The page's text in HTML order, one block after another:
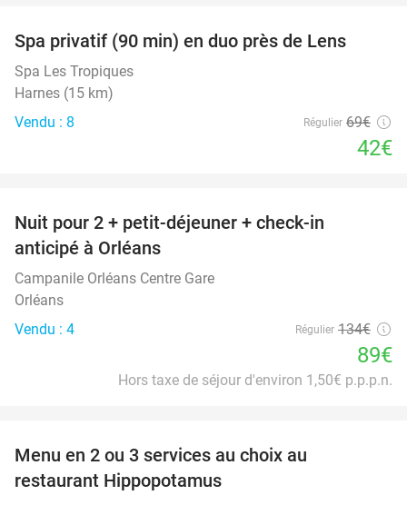
Spa privatif (90 min) en duo près de Lens
Spa Les Tropiques
Harnes (15 km)
Vendu : 8
Régulier 69€
42€
Nuit pour 2 + petit-déjeuner + check-in
anticipé à Orléans
Campanile Orléans Centre Gare
Orléans
Vendu : 4
Régulier 134€
89€
Hors taxe de séjour d'environ 1,50€ p.p.p.n.
Menu en 2 ou 3 services au choix au
restaurant Hippopotamus